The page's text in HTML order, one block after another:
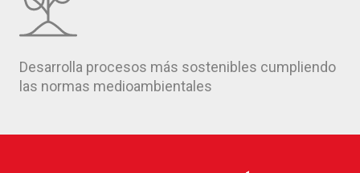
Desarrolla procesos más sostenibles cumpliendo
las normas medioambientales